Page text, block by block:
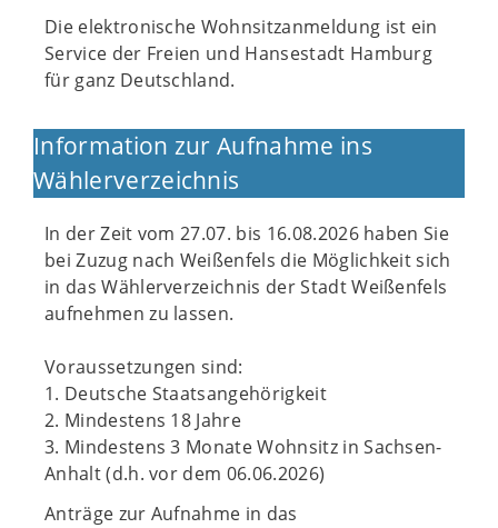
Die elektronische Wohnsitzanmeldung ist ein
Service der Freien und Hansestadt Hamburg
für ganz Deutschland.
Information zur Aufnahme ins
Wählerverzeichnis
In der Zeit vom 27.07. bis 16.08.2026 haben Sie
bei Zuzug nach Weißenfels die Möglichkeit sich
in das Wählerverzeichnis der Stadt Weißenfels
aufnehmen zu lassen.
Voraussetzungen sind:
1. Deutsche Staatsangehörigkeit
2. Mindestens 18 Jahre
3. Mindestens 3 Monate Wohnsitz in Sachsen-
Anhalt (d.h. vor dem 06.06.2026)
Anträge zur Aufnahme in das